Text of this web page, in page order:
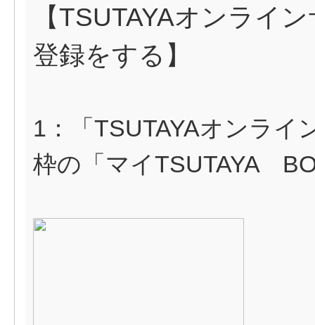
【TSUTAYAオンライ
登録をする】
1：「TSUTAYAオンライ
枠の「マイTSUTAYA